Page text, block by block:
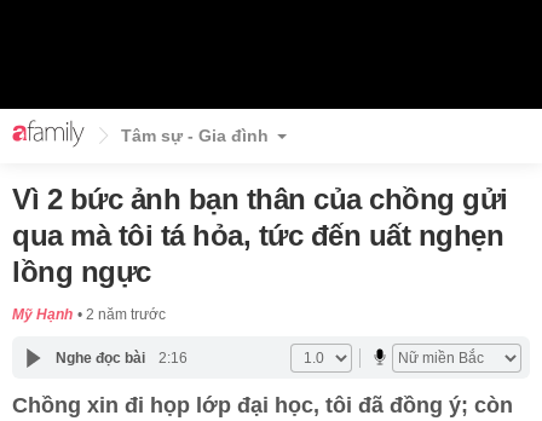
Tâm sự - Gia đình
Vì 2 bức ảnh bạn thân của chồng gửi
qua mà tôi tá hỏa, tức đến uất nghẹn
lồng ngực
Mỹ Hạnh 2 năm trước
Nghe đọc bài 2:16
Chồng xin đi họp lớp đại học, tôi đã đồng ý; còn